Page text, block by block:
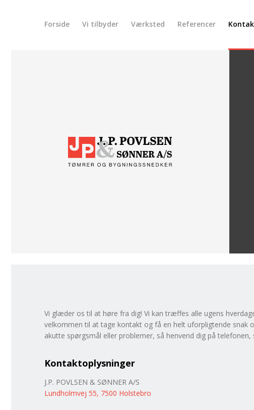
Forside Vi tilbyder Værksted Referencer
​Vi glæder os til at høre fra dig! Vi kan træffes alle ugens
velkommen til at tage kontakt og få en helt uforpligtende snak
akutte spørgsmål eller problemer, så henvend dig på
Kontaktoplysninger
​J.P. POVLSEN & SØNNER A/S
Lundholmvej 55, 7500 Holstebro